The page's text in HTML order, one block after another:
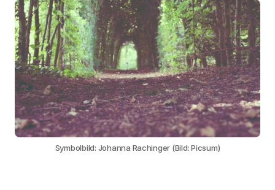
Symbolbild: Johanna Rachinger (Bild: Picsum)